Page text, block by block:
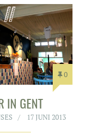
0
IN GENT
17 JUNI 2013